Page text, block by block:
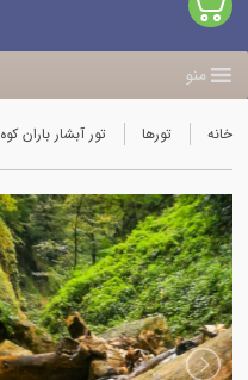
منو
خانه تورها تور آبشار باران کوه